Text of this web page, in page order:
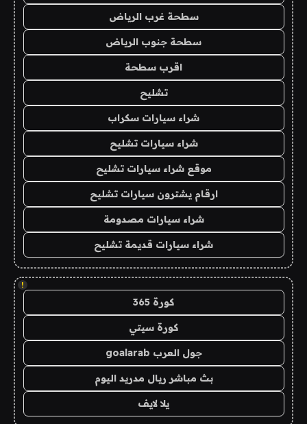
سطحة غرب الرياض
سطحة جنوب الرياض
اقرب سطحة
تشليح
شراء سيارات سكراب
شراء سيارات تشليح
موقع شراء سيارات تشليح
ارقام يشترون سيارات تشليح
شراء سيارات مصدومة
شراء سيارات قديمة تشليح
!
كورة 365
كورة سيتي
جول العرب goalarab
بث مباشر ريال مدريد اليوم
يلا لايف